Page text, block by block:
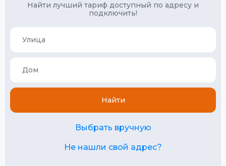
Найти лучший тариф доступный по адресу и
подключить!
Найти
Выбрать вручную
Не нашли свой адрес?